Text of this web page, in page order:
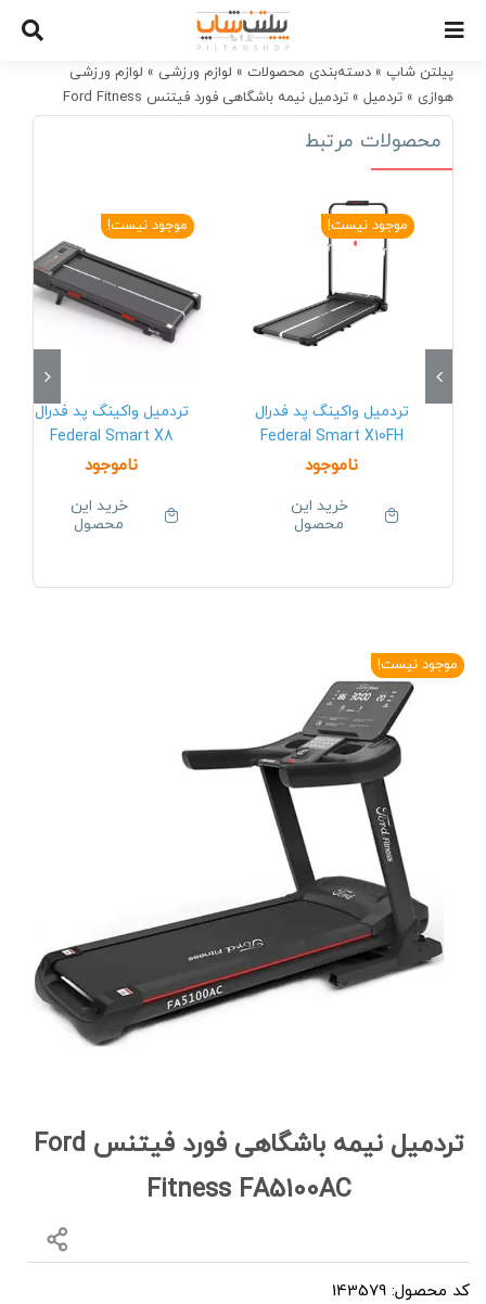
contentپیلتن شاپ » دسته‌بندی محصولات » لوازم ورزشی » لوازم ورزشی
هوازی » تردمیل »
تردمیل نیمه باشگاهی فورد فیتنس Ford Fitness
FA5100AC
محصولات مرتبط
موجود نیست!
تردمیل واکینگ پد فدرال
Federal Smart X10FH
ناموجود
خرید این
محصول
موجود نیست!
تردمیل واکینگ پد فدرال
Federal Smart X8
ناموجود
خرید این
محصول
موجود نیست!
تردمیل نیمه باشگاهی فورد فیتنس Ford
Fitness FA5100AC
کد محصول: 143579